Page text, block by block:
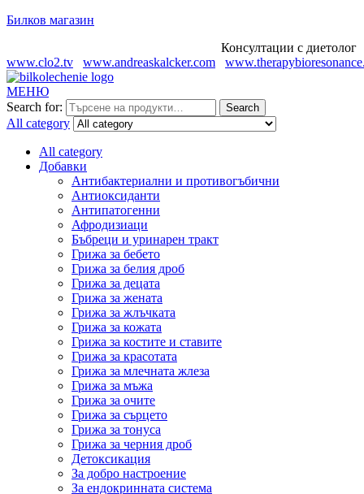
Билков магазин
Консултации с диетолог
www.clo2.tv
www.andreaskalcker.com
МЕНЮ
Search for:
Search
All category
All category
Добавки
Антибактериални и противогъбични
Антиоксиданти
Антипатогенни
Афродизиаци
Бъбреци и уринарен тракт
Грижа за бебето
Грижа за белия дроб
Грижа за децата
Грижа за жената
Грижа за жлъчката
Грижа за кожата
Грижа за костите и ставите
Грижа за красотата
Грижа за млечната жлеза
Грижа за мъжа
Грижа за очите
Грижа за сърцето
Грижа за тонуса
Грижа за черния дроб
Детоксикация
За добро настроение
За ендокринната система